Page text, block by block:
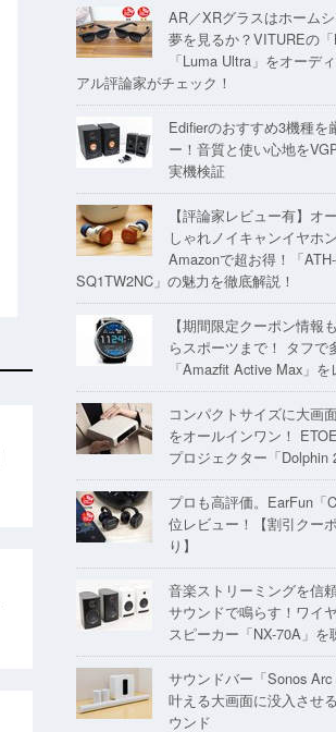
AR／XRグラスはホーム
夢を見るか？VITUREの「
「Luma Ultra」をオーデ
アル評論家がチェック！
Edifierのおすすめ3機種を
ー！音質と使い心地を
実機検証
【評論家レビュー有】オ
しゃれノイキャンイヤホ
Amazonで超お得！「ATH-
SQ1TW2NC」の魅力を徹底解説！
【期間限定クーポン情報
らスポーツまで！ タフで
「Amazfit Active Max」
コンパクトサイズに大画
をオールインワン！
プロジェクター「Dolphin
プロも高評価。EarFun「
位レビュー！【割引クー
り】
音楽ストリーミングを信
サウンドで鳴らす！ワイ
スピーカー「NX-70A」を
サウンドバー「Sonos
叶える大画面に没入させ
ウンド